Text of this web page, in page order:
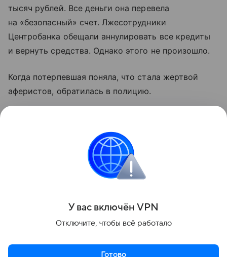
тысяч рублей. Все деньги она перевела
на «безопасный» счет. Лжесотрудники
Центробанка обещали аннулировать все кредиты
и вернуть средства. Однако этого не произошло.
Когда потерпевшая поняла, что стала жертвой
аферистов, обратилась в полицию.
Ранее жительница Башкирии лишилась в гостях
600 тысячами рублей. Подробнее в этой
публикации «Башинформа».
Поделиться
У вас включён VPN
Отключите, чтобы всё работало
Готово